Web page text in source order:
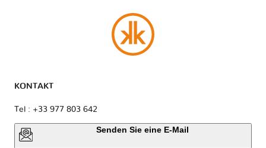
KONTAKT
Tel : +33 977 803 642
Senden Sie eine E-Mail